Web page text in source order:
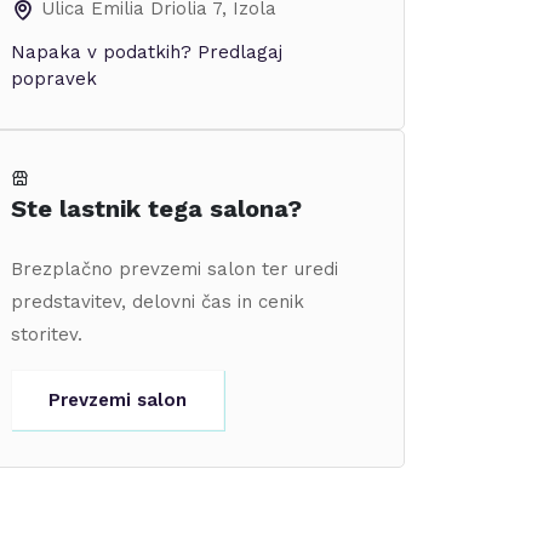
Ulica Emilia Driolia 7, Izola
Napaka v podatkih? Predlagaj
popravek
Ste lastnik tega salona?
Brezplačno prevzemi salon ter uredi
predstavitev, delovni čas in cenik
storitev.
Prevzemi salon